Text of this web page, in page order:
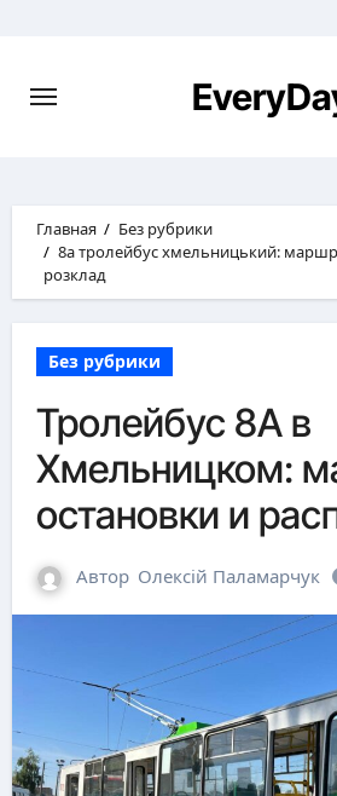
Главная
Без рубрики
8а тролейбус хмельницький:
розклад
Без рубрики
Тролейбус 8А в
Хмельницком:
остановки и
Автор Олексій Паламарчук